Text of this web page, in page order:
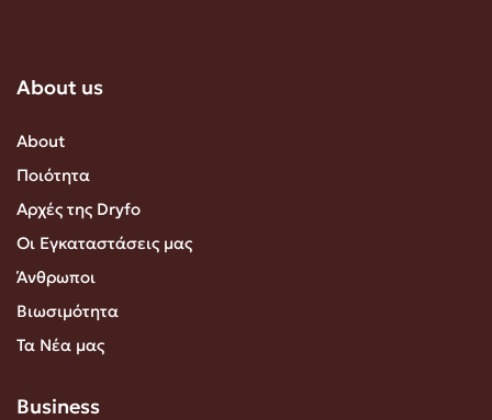
About us
About
Ποιότητα
Αρχές της Dryfo
Οι Εγκαταστάσεις μας
Άνθρωποι
Βιωσιμότητα
Τα Νέα μας
Business